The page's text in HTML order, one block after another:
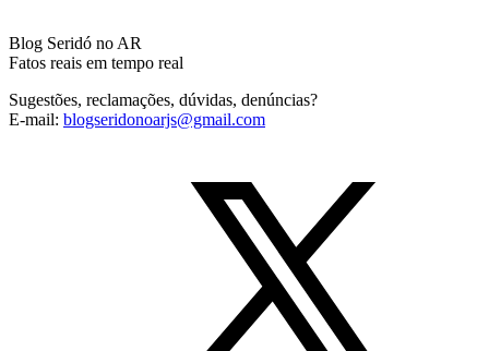
Blog Seridó no AR
Fatos reais em tempo real
Sugestões, reclamações, dúvidas, denúncias?
E-mail: blogseridonoarjs@gmail.com